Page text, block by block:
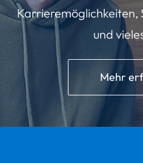
Karrieremöglichkeiten,
und
Mehr